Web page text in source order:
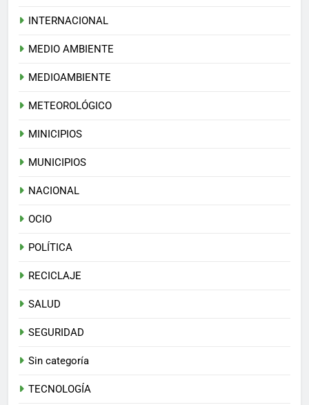
INTERNACIONAL
MEDIO AMBIENTE
MEDIOAMBIENTE
METEOROLÓGICO
MINICIPIOS
MUNICIPIOS
NACIONAL
OCIO
POLÍTICA
RECICLAJE
SALUD
SEGURIDAD
Sin categoría
TECNOLOGÍA